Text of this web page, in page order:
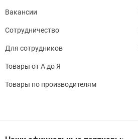
Вакансии
Сотрудничество
Для сотрудников
Товары от А до Я
Товары по производителям